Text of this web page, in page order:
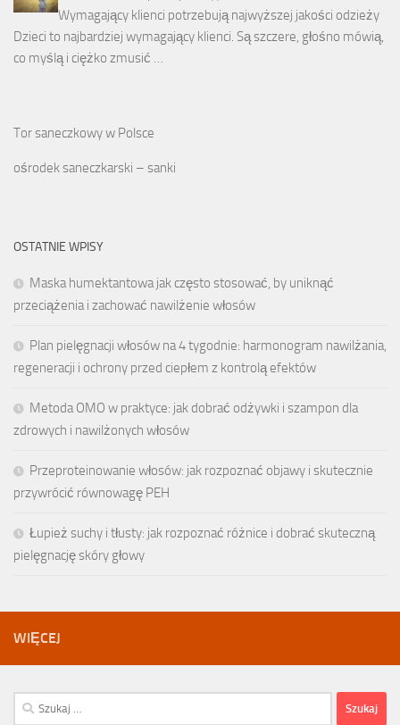
Wymagający klienci potrzebują najwyższej jakości odzieży
Dzieci to najbardziej wymagający klienci. Są szczere, głośno mówią,
co myślą i ciężko zmusić …
Tor saneczkowy w Polsce
ośrodek saneczkarski – sanki
OSTATNIE WPISY
Maska humektantowa jak często stosować, by uniknąć
przeciążenia i zachować nawilżenie włosów
Plan pielęgnacji włosów na 4 tygodnie: harmonogram nawilżania,
regeneracji i ochrony przed ciepłem z kontrolą efektów
Metoda OMO w praktyce: jak dobrać odżywki i szampon dla
zdrowych i nawilżonych włosów
Przeproteinowanie włosów: jak rozpoznać objawy i skutecznie
przywrócić równowagę PEH
Łupież suchy i tłusty: jak rozpoznać różnice i dobrać skuteczną
pielęgnację skóry głowy
WIĘCEJ
Szukaj: